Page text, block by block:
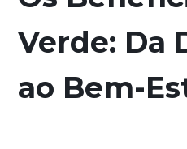
Verde: Da
ao Bem-